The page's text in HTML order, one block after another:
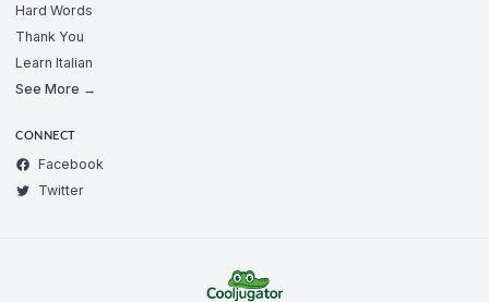
Hard Words
Thank You
Learn Italian
See More →
CONNECT
Facebook
Twitter